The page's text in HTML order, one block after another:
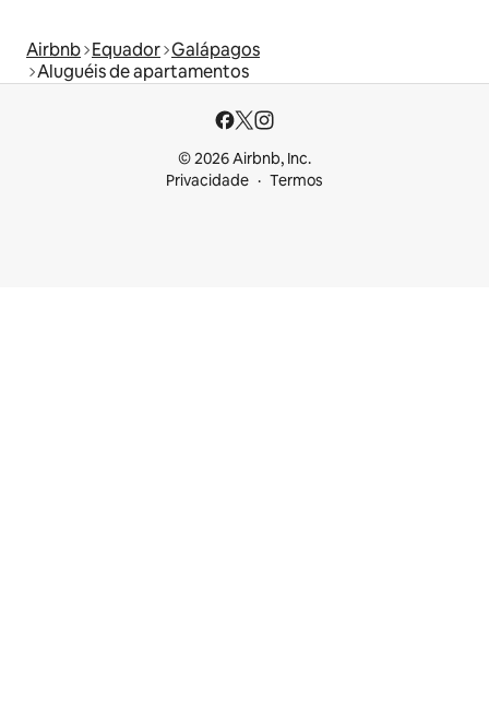
Airbnb Equador Galápagos
Aluguéis de apartamentos
© 2026 Airbnb, Inc.
Privacidade
Termos